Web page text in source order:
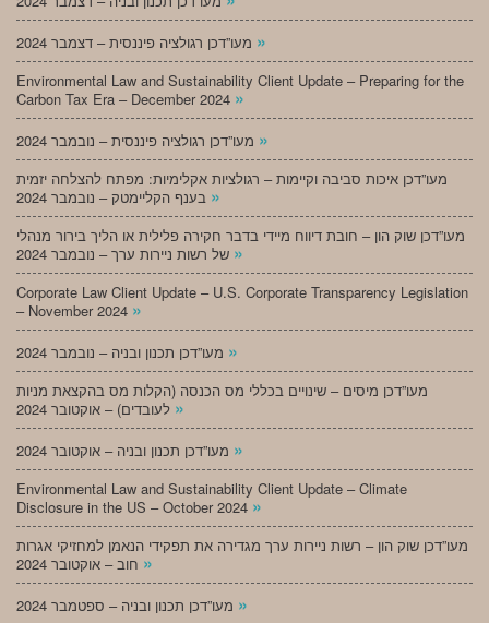
»
Environmental Law and Sustainability Client Update – Preparing for the
Carbon Tax Era – December 2024 »
»
מעו”דכן איכות סביבה וקיימות – רגולציות אקלימיות: מפתח להצלחה יזמית
»
מעו”דכן שוק הון – חובת דיווח מיידי בדבר חקירה פלילית או הליך בירור מנהלי
»
Corporate Law Client Update – U.S. Corporate Transparency Legislation
– November 2024 »
»
מעו”דכן מיסים – שינויים בכללי מס הכנסה (הקלות מס בהקצאת מניות
»
»
Environmental Law and Sustainability Client Update – Climate
Disclosure in the US – October 2024 »
מעו”דכן שוק הון – רשות ניירות ערך מגדירה את תפקידי הנאמן למחזיקי אגרות
»
»